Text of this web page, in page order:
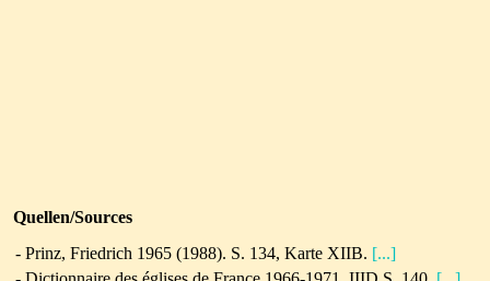
Quellen/Sources
- Prinz, Friedrich 1965 (1988). S. 134, Karte XIIB. [...]